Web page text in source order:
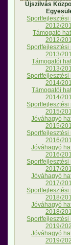
Újszilvás
Sportfejlesztési
2012/
Támogató
2012/
Sportfejlesztési
2013/
Támogatói
2013/
Sportfejlesztési
2014/
Támogatói
2014/
Sportfejlesztési
2015/
Jóváhagyó
2015/
Sportfejlesztési
2016/
Jóváhagyó
2016/
Sportfejlesztési
2017/
Jóváhagyó
2017/
Sportfejlesztési
2018/
Jóváhagyó
2018/
Sportfejlesztési
2019/
Jóváhagyó
2019/